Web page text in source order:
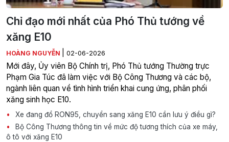
Chỉ đạo mới nhất của Phó Thủ tướng về
xăng E10
HOÀNG NGUYỄN 02-06-2026
Mới đây, Ủy viên Bộ Chính trị, Phó Thủ tướng Thường trực
Phạm Gia Túc đã làm việc với Bộ Công Thương và các bộ,
ngành liên quan về tình hình triển khai cung ứng, phân phối
xăng sinh học E10.
Xe đang đổ RON95, chuyển sang xăng E10 cần lưu ý điều gì?
Bộ Công Thương thông tin về mức độ tương thích của xe máy,
ô tô với xăng E10